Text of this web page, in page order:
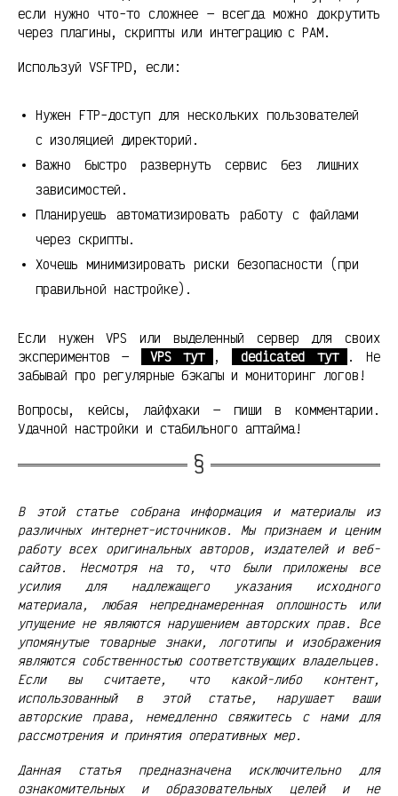
если нужно что-то сложнее — всегда можно докрутить
через плагины, скрипты или интеграцию с PAM.
Используй VSFTPD, если:
Нужен FTP-доступ для нескольких пользователей
с изоляцией директорий.
Важно быстро развернуть сервис без лишних
зависимостей.
Планируешь автоматизировать работу с файлами
через скрипты.
Хочешь минимизировать риски безопасности (при
правильной настройке).
Если нужен VPS или выделенный сервер для своих
экспериментов —
VPS тут , dedicated тут
. Не
забывай про регулярные бэкапы и мониторинг логов!
Вопросы, кейсы, лайфхаки — пиши в комментарии.
Удачной настройки и стабильного аптайма!
В этой статье собрана информация и материалы из
различных интернет-источников. Мы признаем и ценим
работу всех оригинальных авторов, издателей и веб-
сайтов. Несмотря на то, что были приложены все
усилия для надлежащего указания исходного
материала, любая непреднамеренная оплошность или
упущение не являются нарушением авторских прав. Все
упомянутые товарные знаки, логотипы и изображения
являются собственностью соответствующих владельцев.
Если вы считаете, что какой-либо контент,
использованный в этой статье, нарушает ваши
авторские права, немедленно свяжитесь с нами для
рассмотрения и принятия оперативных мер.
Данная статья предназначена исключительно для
ознакомительных и образовательных целей и не